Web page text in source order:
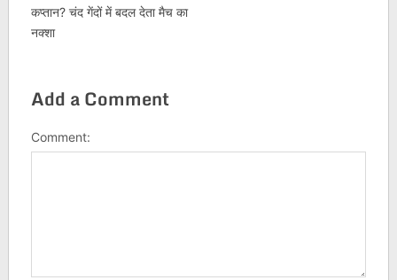
कप्तान? चंद गेंदों में बदल देता मैच का
नक्शा
Add a Comment
Comment: